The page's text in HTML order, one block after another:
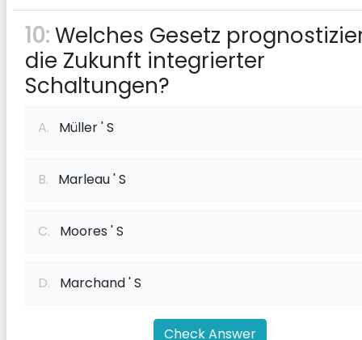
10:Welches Gesetz
die Zukunft integrierter
Schaltungen?
A. Müller ' S
B. Marleau ' S
C. Moores ' S
D. Marchand ' S
Check Answer